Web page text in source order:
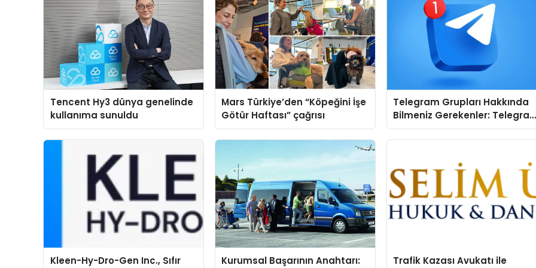
Tencent Hy3 dünya genelinde
kullanıma sunuldu
Mars Türkiye’den “Köpeğini İşe
Götür Haftası” çağrısı
Telegram Grupları Hakkında
Bilmeniz Gerekenler:
Kullanıcıları İçin Kategori Bazlı
Grup Rehberi
Kleen-Hy-Dro-Gen Inc., Sıfır
Kurumsal Başarının Anahtarı:
Trafik Kazası Avukatı ile